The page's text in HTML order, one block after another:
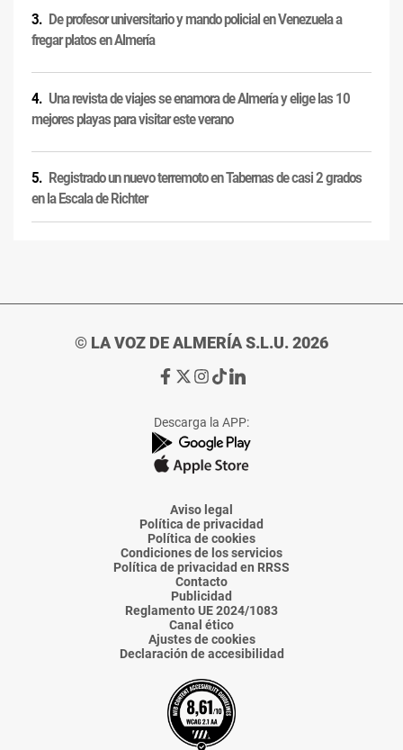
De profesor universitario y mando policial en Venezuela a
fregar platos en Almería
Una revista de viajes se enamora de Almería y elige las 10
mejores playas para visitar este verano
Registrado un nuevo terremoto en Tabernas de casi 2 grados
en la Escala de Richter
© LA VOZ DE ALMERÍA S.L.U. 2026
Ir
de
La
Voz
Almería
Ir
de
La
Voz
Almería
Ir
de
La
Voz
Almería
Ir
de
La
Voz
Almería
Ir
de
La
Voz
Descarga la APP:
Aviso legal
Política de privacidad
Política de cookies
Condiciones de los servicios
Política de privacidad en RRSS
Contacto
Publicidad
Reglamento UE 2024/1083
Canal ético
Ajustes de cookies
Declaración de accesibilidad